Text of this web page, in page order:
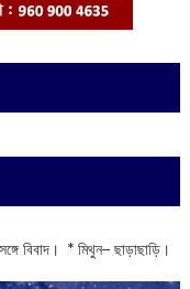
বিবাদ। * মিথুন– ছাড়াছাড়ি।